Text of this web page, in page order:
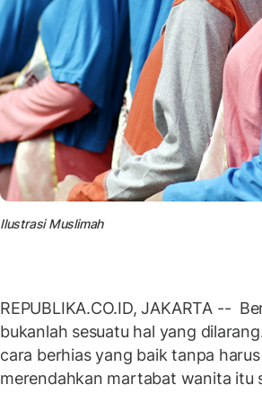
Ilustrasi Muslimah
REPUBLIKA.CO.ID, JAKARTA --
bukanlah sesuatu hal yang
cara berhias yang baik tanpa
merendahkan martabat wanita itu